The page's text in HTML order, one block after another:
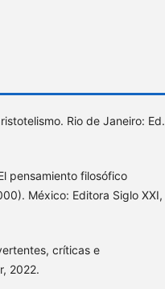
Rio de Janeiro: Ed.
pensamiento filosófico
México: Editora Siglo XXI,
críticas e
2022.